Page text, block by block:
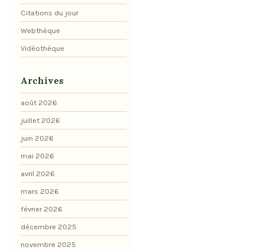
Citations du jour
Webthèque
Vidéothèque
Archives
août 2026
juillet 2026
juin 2026
mai 2026
avril 2026
mars 2026
février 2026
décembre 2025
novembre 2025